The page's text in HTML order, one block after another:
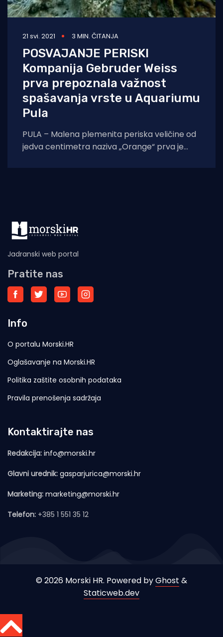
21 svi. 2021 3 MIN. ČITANJA
POSVAJANJE PERISKI
Kompanija Gebruder Weiss
prva prepoznala važnost
spašavanja vrste u Aquariumu
Pula
PULA – Malena plemenita periska veličine od
jedva centimetra naziva „Orange“ prva je
Jadranski web portal
Pratite nas
Info
O portalu Morski.HR
Oglašavanje na Morski.HR
Politika zaštite osobnih podataka
Pravila prenošenja sadržaja
Kontaktirajte nas
Redakcija: info@morski.hr
Glavni urednik: gasparjurica@morski.hr
Marketing: marketing@morski.hr
Telefon: +385 1 551 35 12
© 2026 Morski HR. Powered byGhost &
Staticweb.dev